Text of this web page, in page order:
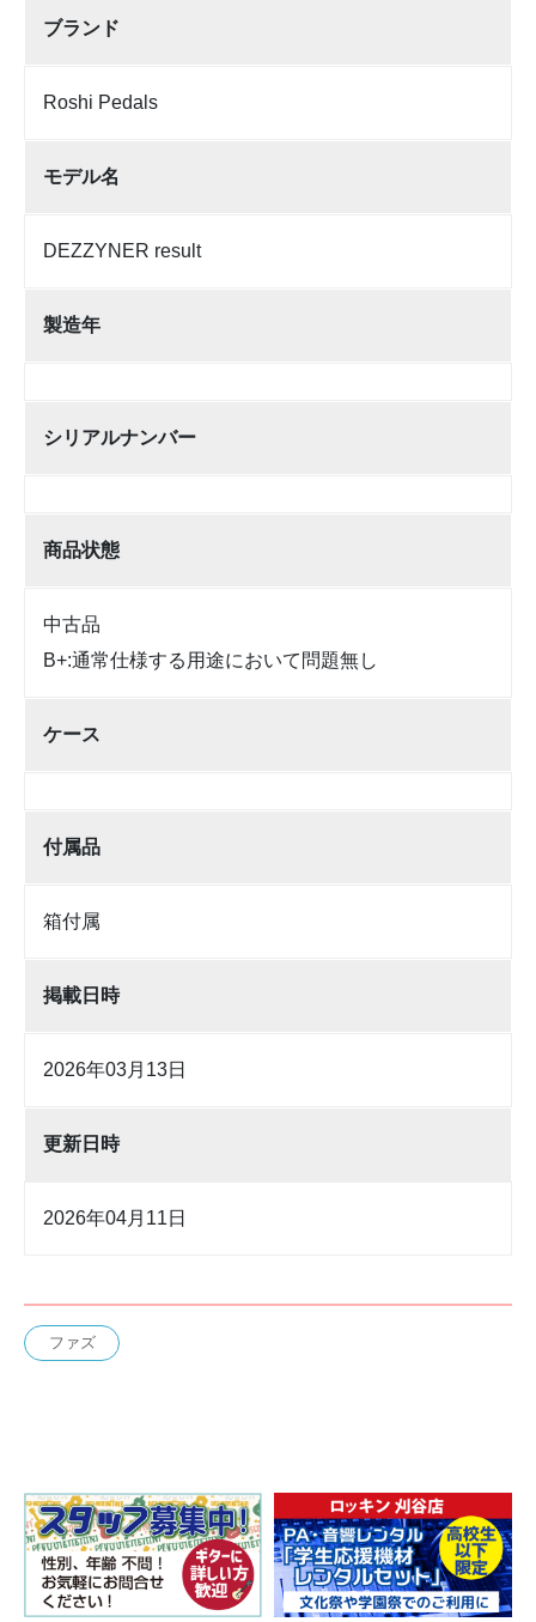
ブランド
Roshi Pedals
モデル名
DEZZYNER result
製造年
シリアルナンバー
商品状態
中古品
B+:通常仕様する用途において問題無し
ケース
付属品
箱付属
掲載日時
2026年03月13日
更新日時
2026年04月11日
ファズ